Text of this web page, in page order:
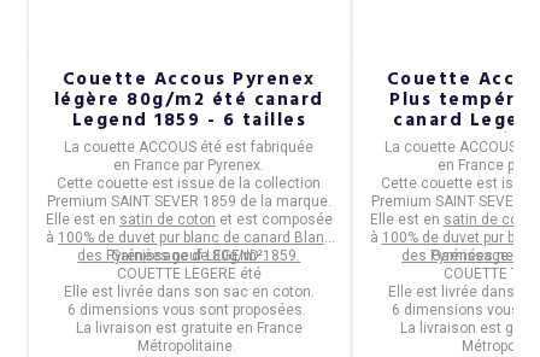
Couette Accous Pyrenex
légère 80g/m2 été canard
Legend 1859 - 6 tailles
La couette ACCOUS été est fabriquée
en France par Pyrenex.
Cette couette est issue de la collection
Premium SAINT SEVER 1859 de la marque.
Elle est en satin de coton et est composée
à 100% de duvet pur blanc de canard Blanc
des Pyrénées neuf LEGEND 1859.
Garnissage de 80g/m².
COUETTE LEGERE été
Elle est livrée dans son sac en coton.
6 dimensions vous sont proposées.
La livraison est gratuite en France
Métropolitaine.
Couette
Plus
canard
La couette ACCOUS
en France par
Cette couette est
Premium SAINT SEVER
Elle est en satin de coton
à 100% de duvet pur
des Pyrénées neuf
Garnissage de
COUETTE
Elle est livrée dans
6 dimensions vous
La livraison est